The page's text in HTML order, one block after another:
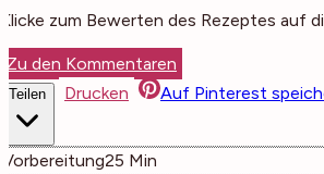
Klicke zum Bewerten des Rezeptes auf
Zu den Kommentaren
Teilen Drucken Auf Pinterest
Vorbereitung25 Minuten
Min